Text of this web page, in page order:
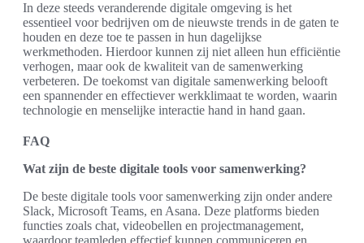
In deze steeds veranderende digitale omgeving is het
essentieel voor bedrijven om de nieuwste trends in de gaten te
houden en deze toe te passen in hun dagelijkse
werkmethoden. Hierdoor kunnen zij niet alleen hun efficiëntie
verhogen, maar ook de kwaliteit van de samenwerking
verbeteren. De toekomst van digitale samenwerking belooft
een spannender en effectiever werkklimaat te worden, waarin
technologie en menselijke interactie hand in hand gaan.
FAQ
Wat zijn de beste digitale tools voor samenwerking?
De beste digitale tools voor samenwerking zijn onder andere
Slack, Microsoft Teams, en Asana. Deze platforms bieden
functies zoals chat, videobellen en projectmanagement,